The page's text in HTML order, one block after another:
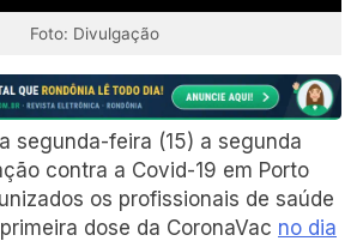
Foto: Divulgação
segunda-feira (15) a segunda
contra a Covid-19 em Porto
os profissionais de saúde
dose da CoronaVac no dia